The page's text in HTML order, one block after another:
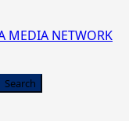
MEDIA NETWORK